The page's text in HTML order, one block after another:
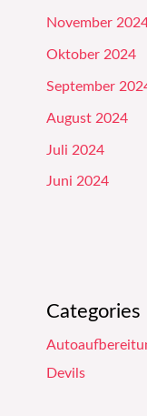
November
Oktober 2024
September
August 2024
Juli 2024
Juni 2024
Categories
Devils